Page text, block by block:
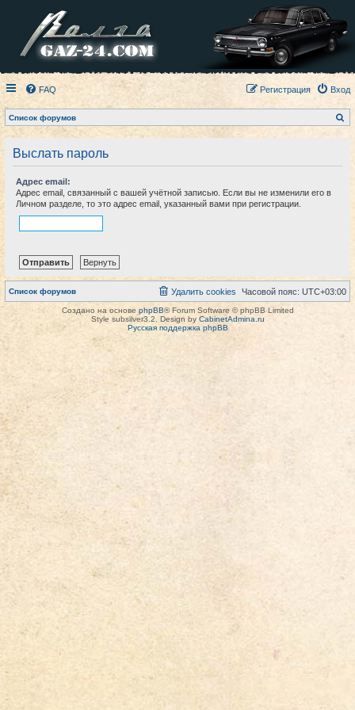
FAQ Вход
Регистрация
Список форумов
о
Выслать пароль
Адрес email:
Адрес email, связанный с вашей учётной записью. Если вы не изменили его в
Личном разделе, то это адрес email, указанный вами при регистрации.
Список форумов Часовой пояс: UTC+03:00
Удалить cookies
Создано на основе phpBB® Forum Software © phpBB Limited
Style subsilver3.2. Design by CabinetAdmina.ru
Русская поддержка phpBB